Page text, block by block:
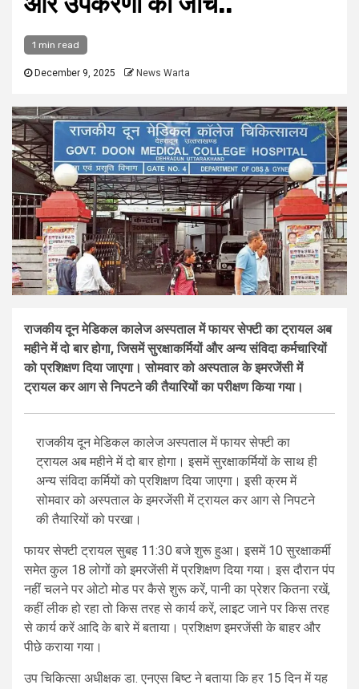
1 min read
December 9, 2025 News Warta
राजकीय दून मेडिकल कालेज अस्पताल में फायर सेफ्टी का ट्रायल अब
महीने में दो बार होगा, जिसमें सुरक्षाकर्मियों और अन्य संविदा कर्मचारियों
को प्रशिक्षण दिया जाएगा। सोमवार को अस्पताल के इमरजेंसी में
ट्रायल कर आग से निपटने की तैयारियों का परीक्षण किया गया।
राजकीय दून मेडिकल कालेज अस्पताल में फायर सेफ्टी का
ट्रायल अब महीने में दो बार होगा। इसमें सुरक्षाकर्मियों के साथ ही
अन्य संविदा कर्मियों को प्रशिक्षण दिया जाएगा। इसी क्रम में
सोमवार को अस्पताल के इमरजेंसी में ट्रायल कर आग से निपटने
की तैयारियों को परखा।
फायर सेफ्टी ट्रायल सुबह 11:30 बजे शुरू हुआ। इसमें 10 सुरक्षाकर्मी
समेत कुल 18 लोगों को इमरजेंसी में प्रशिक्षण दिया गया। इस दौरान पंप
नहीं चलने पर ओटो मोड पर कैसे शुरू करें, पानी का प्रेशर कितना रखें,
कहीं लीक हो रहा तो किस तरह से कार्य करें, लाइट जाने पर किस तरह
से कार्य करें आदि के बारे में बताया। प्रशिक्षण इमरजेंसी के बाहर और
पीछे कराया गया।
उप चिकित्सा अधीक्षक डा. एनएस बिष्ट ने बताया कि हर 15 दिन में यह